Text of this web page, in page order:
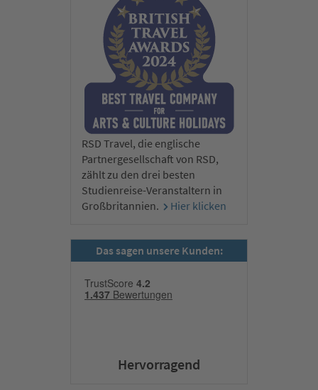
RSD Travel, die englische
Partnergesellschaft von RSD,
zählt zu den drei besten
Studienreise-Veranstaltern in
Großbritannien.
Hier klicken
Das sagen unsere Kunden:
Hervorragend